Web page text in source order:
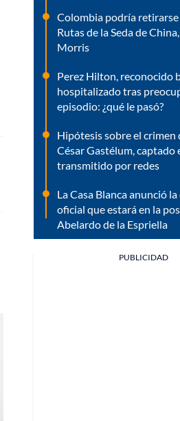
Colombia podría retirarse
Rutas de la Seda de
Morris
Perez Hilton, reconocido
hospitalizado tras
episodio: ¿qué le pasó?
Hipótesis sobre el
César Gastélum, captado
transmitido por redes
La Casa Blanca anunció
oficial que estará en la
Abelardo de la Espriella
PUBLICIDAD